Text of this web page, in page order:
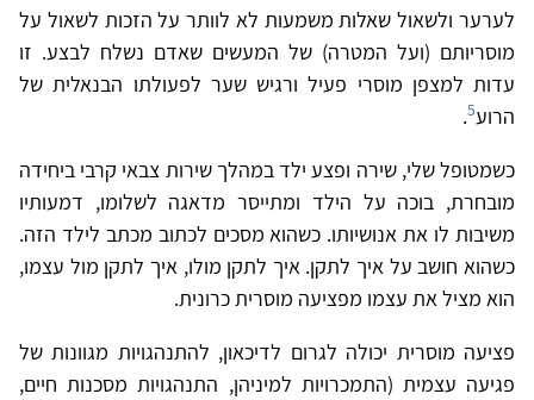
לערער ולשאול שאלות משמעות לא לוותר על הזכות לשאול על
מוסריותם (ועל המטרה) של המעשים שאדם נשלח לבצע. זו
עדות למצפן מוסרי פעיל ורגיש שער לפעולתו הבנאלית של
הרוע5
.
כשמטופל שלי, שירה ופצע ילד במהלך שירות צבאי קרבי ביחידה
מובחרת, בוכה על הילד ומתייסר מדאגה לשלומו, דמעותיו
משיבות לו את אנושיותו. כשהוא מסכים לכתוב מכתב לילד הזה.
כשהוא חושב על איך לתקן. איך לתקן מולו, איך לתקן מול עצמו,
הוא מציל את עצמו מפציעה מוסרית כרונית.
פציעה מוסרית יכולה לגרום לדיכאון, להתנהגויות מגוונות של
פגיעה עצמית (התמכרויות למיניהן, התנהגויות מסכנות חיים,